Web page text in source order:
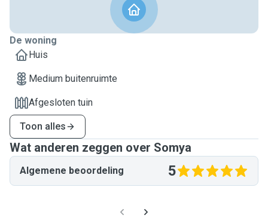
De woning
Huis
Medium buitenruimte
Afgesloten tuin
Toon alles
Wat anderen zeggen over Somya
Algemene beoordeling 5